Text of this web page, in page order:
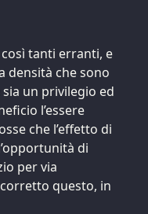
tanti erranti, e
densità che sono
un privilegio ed
l’essere
che l’effetto di
di
per via
questo, in